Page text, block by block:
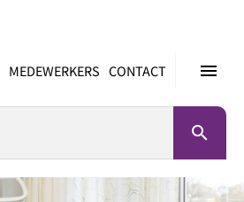
menu
MEDEWERKERS CONTACT
search